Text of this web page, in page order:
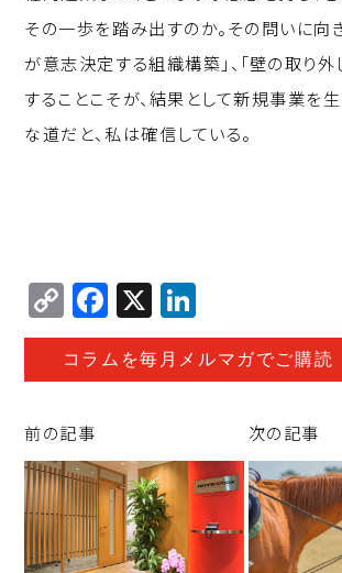
その一歩を踏み出すのか。その問いに向
が意志決定する組織構築」、「壁の取り外
することこそが、結果として新規事業を
な道だと、私は確信している。
C
o
p
Li
n
k
F
a
c
o
o
k
X
n
k
I
n
コラムを毎月メルマガでご購読
前の記事 次の記事